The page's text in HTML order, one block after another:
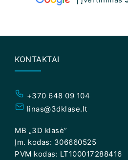
KONTAKTAI
+370 648 09 104
linas@3dklase.lt
MB „3D klasė”
Įm. kodas: 306660525
PVM kodas: LT100017288416